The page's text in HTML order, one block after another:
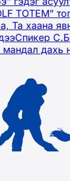
TOTEM”
Та хаана
Спикер
дахь